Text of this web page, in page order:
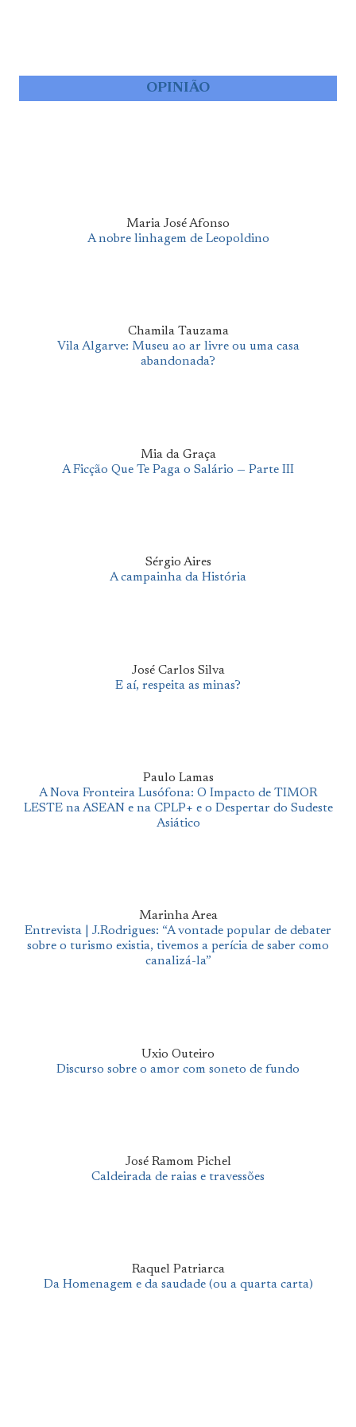
OPINIÃO
Maria José Afonso
A nobre linhagem de Leopoldino
Chamila Tauzama
Vila Algarve: Museu ao ar livre ou uma casa
abandonada?
Mia da Graça
A Ficção Que Te Paga o Salário — Parte III
Sérgio Aires
A campainha da História
José Carlos Silva
E aí, respeita as minas?
Paulo Lamas
A Nova Fronteira Lusófona: O Impacto de TIMOR
LESTE na ASEAN e na CPLP+ e o Despertar do Sudeste
Asiático
Marinha Area
Entrevista | J.Rodrigues: “A vontade popular de debater
sobre o turismo existia, tivemos a perícia de saber como
canalizá-la”
Uxio Outeiro
Discurso sobre o amor com soneto de fundo
José Ramom Pichel
Caldeirada de raias e travessões
Raquel Patriarca
Da Homenagem e da saudade (ou a quarta carta)